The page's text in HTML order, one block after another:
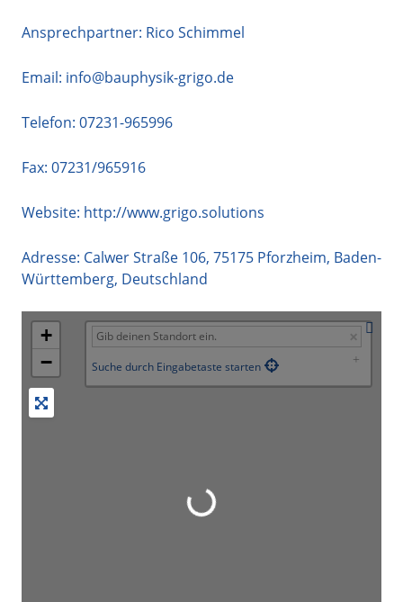
Ansprechpartner: Rico Schimmel
Email: info@bauphysik-grigo.de
Telefon: 07231-965996
Fax: 07231/965916
Website: http://www.grigo.solutions
Adresse: Calwer Straße 106, 75175 Pforzheim, Baden-
Württemberg, Deutschland
+
−
Suche durch Eingabetaste starten